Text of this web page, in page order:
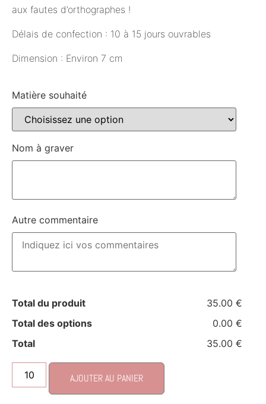
aux fautes d’orthographes !
Délais de confection : 10 à 15 jours ouvrables
Dimension : Environ 7 cm
Matière souhaité
Nom à graver
Autre commentaire
Total du produit
35.00 €
Total des options
0.00 €
Total
35.00 €
AJOUTER AU PANIER